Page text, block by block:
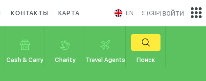
КОНТАКТЫ КАРТА EN £ (GBP)
Cash & Carry Charity Travel Agents Поиск
войти